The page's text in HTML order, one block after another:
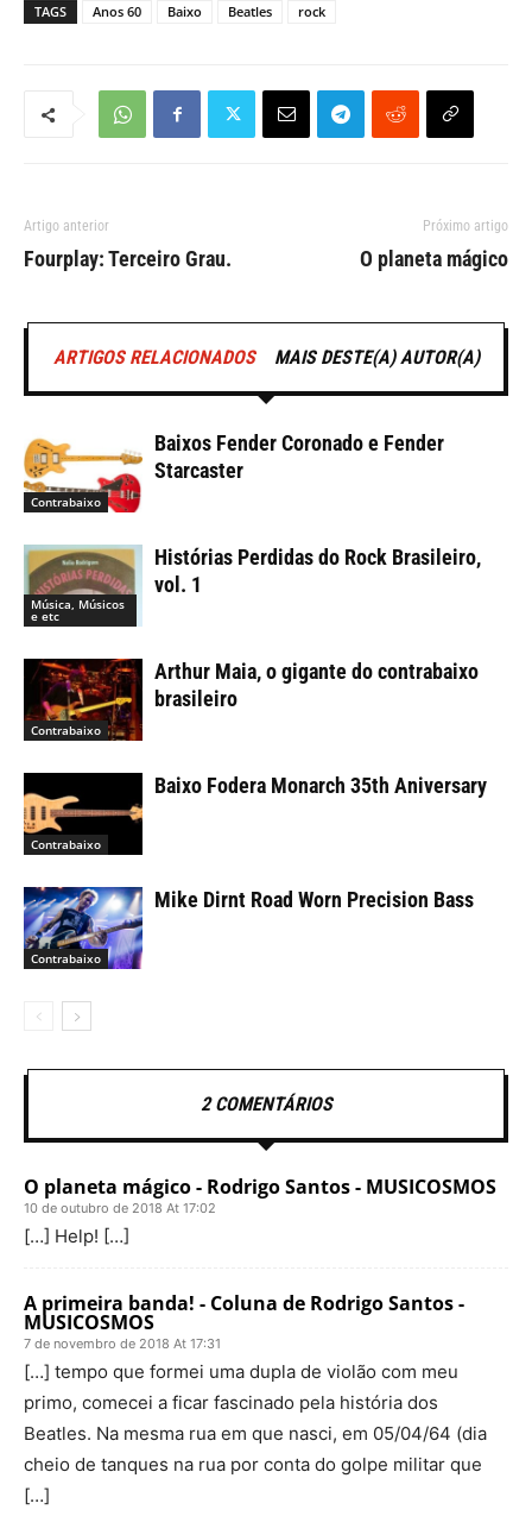
TAGS Anos 60 Baixo Beatles rock
Artigo anterior
Fourplay: Terceiro Grau.
Próximo artigo
O planeta mágico
ARTIGOS RELACIONADOS MAIS DESTE(A) AUTOR(A)
Contrabaixo
Baixos Fender Coronado e Fender
Starcaster
Música, Músicos
e etc
Histórias Perdidas do Rock Brasileiro,
vol. 1
Contrabaixo
Arthur Maia, o gigante do contrabaixo
brasileiro
Contrabaixo
Baixo Fodera Monarch 35th Aniversary
Contrabaixo
Mike Dirnt Road Worn Precision Bass
2 COMENTÁRIOS
O planeta mágico - Rodrigo Santos - MUSICOSMOS
10 de outubro de 2018 At 17:02
[…] Help! […]
A primeira banda! - Coluna de Rodrigo Santos -
MUSICOSMOS
7 de novembro de 2018 At 17:31
[…] tempo que formei uma dupla de violão com meu
primo, comecei a ficar fascinado pela história dos
Beatles. Na mesma rua em que nasci, em 05/04/64 (dia
cheio de tanques na rua por conta do golpe militar que
[…]